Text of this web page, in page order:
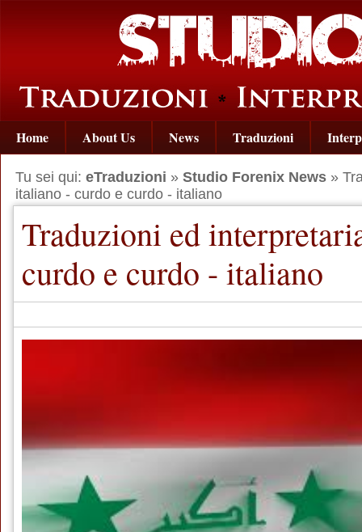
Home About Us News Traduzioni
Tu sei qui: eTraduzioni » Studio Forenix News »
italiano - curdo e curdo - italiano
Traduzioni ed
curdo e curdo - italiano